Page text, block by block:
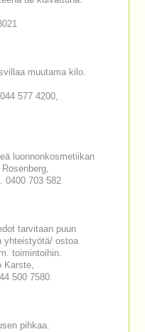
muutama kilo.
577 4200,
luonnonkosmetiikan
0400 703 582
tarvitaan puun
yhteistyötä/ ostoa
toimintoihin.
Karste,
500 7580.
pihkaa.